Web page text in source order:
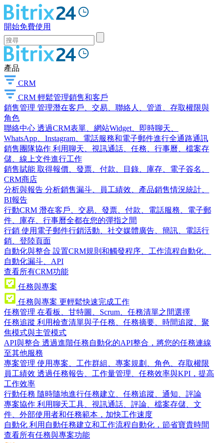
開始免費使用
產品
CRM
CRM 輕鬆管理銷售和客戶
銷售管理 管理潛在客戶、交易、聯絡人、管道、存取權限與
角色
聯絡中心 透過CRM表單、網站Widget、即時聊天、
WhatsApp、Instagram、電話服務和電子郵件進行全通路通訊
銷售團隊協作 利用聊天、視訊通話、任務、行事曆、檔案存
儲、線上文件進行工作
銷售賦能 取得報價、發票、付款、目錄、庫存、電子簽名、
CRM商店
分析與報告 分析銷售漏斗、員工績效、產品銷售情況統計、
BI報告
行動CRM 潛在客戶、交易、發票、付款、電話服務、電子郵
件、庫存、行事曆全都在您的彈指之間
行銷 使用電子郵件行銷活動、社交媒體廣告、簡訊、電話行
銷、登陸頁面
自動化與整合 設置CRM規則和觸發程序、工作流程自動化、
自動化漏斗、API
查看所有CRM功能
任務與專案
任務與專案 更輕鬆快速完成工作
任務管理 在看板、甘特圖、Scrum、任務清單之間選擇
任務追蹤 利用檢查清單與子任務、任務摘要、時間追蹤、聚
焦模式與主管模式
API與整合 透過進階任務自動化的API整合，將您的任務連線
至其他服務
專案管理 使用專案、工作群組、專案規劃、角色、存取權限
員工績效 透過任務報告、工作量管理、任務效率與KPI，提高
工作效率
行動任務 隨時隨地進行任務建立、任務追蹤、通知、評論
專案協作 利用聊天工具、視訊通話、評論、檔案存儲、文
件、外部使用者和任務範本，加快工作速度
自動化 利用自動任務建立和工作流程自動化，節省寶貴時間
查看所有任務與專案功能